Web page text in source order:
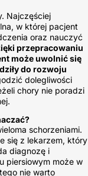
Najczęściej
w której pacjent
oraz nauczyć
przepracowaniu
może uwolnić się
do rozwoju
dolegliwości
chory nie poradzi
schorzeniami.
się z lekarzem, który
diagnozę i
piersiowym może w
nie warto